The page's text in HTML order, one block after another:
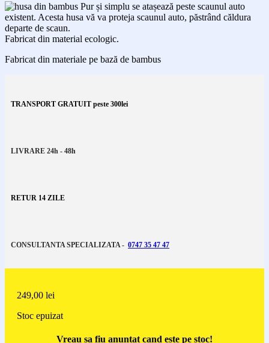
Pur și simplu se atașează peste scaunul auto
existent. Acesta husa vă va proteja scaunul auto, păstrând căldura
departe de scaun.
Fabricat din material ecologic.
Fabricat din materiale pe bază de bambus
TRANSPORT GRATUIT peste 300lei
LIVRARE 24h - 48h
RETUR 14 ZILE
CONSULTANTA SPECIALIZATA - 0747 35 47 47
249,00 lei
Stoc epuizat
Vreau sa fiu anuntat cand este pe stoc!